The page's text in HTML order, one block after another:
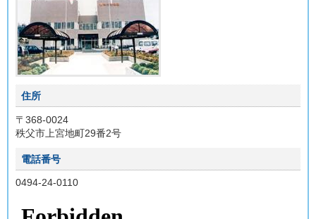
住所
〒368-0024
秩父市上宮地町29番2号
電話番号
0494-24-0110